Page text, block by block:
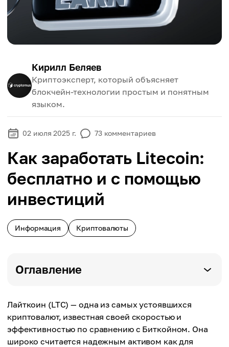
Кирилл Беляев
Криптоэксперт, который объясняет
блокчейн-технологии простым и понятным
языком.
02 июля 2025 г. 73 комментариев
Как заработать Litecoin:
бесплатно и с помощью
инвестиций
Информация Криптовалюты
Оглавление
Лайткоин (LTC) — одна из самых устоявшихся
криптовалют, известная своей скоростью и
эффективностью по сравнению с Биткойном. Она
широко считается надежным активом как для